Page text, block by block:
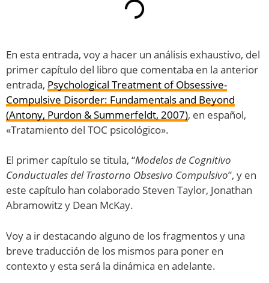
En esta entrada, voy a hacer un análisis exhaustivo, del
primer capítulo del libro que comentaba en la anterior
entrada, Psychological Treatment of Obsessive-
Compulsive Disorder: Fundamentals and Beyond
(Antony, Purdon & Summerfeldt, 2007), en español,
«Tratamiento del TOC psicológico».
El primer capítulo se titula, “Modelos de Cognitivo
Conductuales del Trastorno Obsesivo Compulsivo”, y en
este capítulo han colaborado Steven Taylor, Jonathan
Abramowitz y Dean McKay.
Voy a ir destacando alguno de los fragmentos y una
breve traducción de los mismos para poner en
contexto y esta será la dinámica en adelante.